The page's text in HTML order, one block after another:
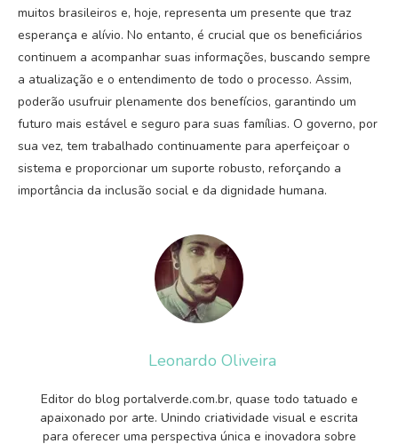
muitos brasileiros e, hoje, representa um presente que traz
esperança e alívio. No entanto, é crucial que os beneficiários
continuem a acompanhar suas informações, buscando sempre
a atualização e o entendimento de todo o processo. Assim,
poderão usufruir plenamente dos benefícios, garantindo um
futuro mais estável e seguro para suas famílias. O governo, por
sua vez, tem trabalhado continuamente para aperfeiçoar o
sistema e proporcionar um suporte robusto, reforçando a
importância da inclusão social e da dignidade humana.
Leonardo Oliveira
Editor do blog portalverde.com.br, quase todo tatuado e
apaixonado por arte. Unindo criatividade visual e escrita
para oferecer uma perspectiva única e inovadora sobre